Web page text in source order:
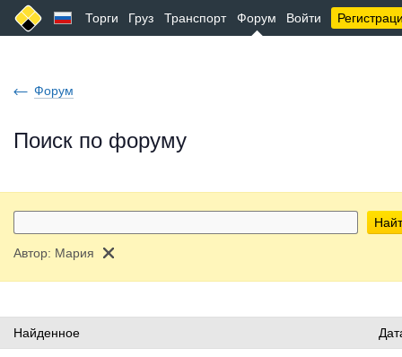
Торги Груз Транспорт Форум Войти
Форум
Поиск по форуму
Автор: Мария
Найденное